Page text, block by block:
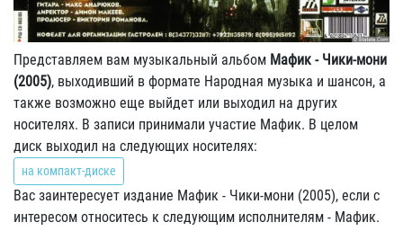
Представляем вам музыкальный альбом Мафик - Чики-мони
(2005), выходивший в формате Народная музыка и шансон, а
также возможно еще выйдет или выходил на других
носителях. В записи принимали участие Мафик. В целом
диск выходил на следующих носителях:
на компакт-диске
Вас заинтересует издание Мафик - Чики-мони (2005), если с
интересом относитесь к следующим исполнителям - Мафик.